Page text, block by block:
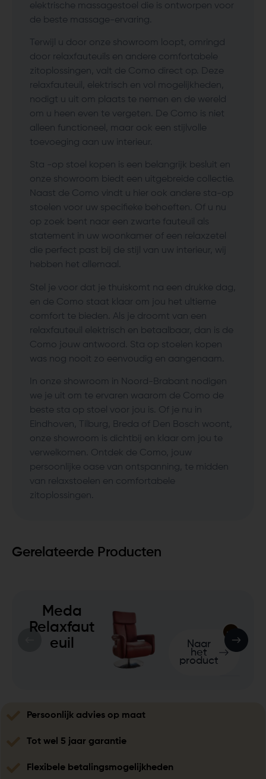
elektrische massagestoel die is ontworpen voor
de beste massage-ervaring.
Terwijl u door onze showroom loopt, omringd
door relaxfauteuils en andere comfortabele
zitoplossingen, valt de Como direct op. Deze
relaxfauteuil, elektrisch en vol mogelijkheden,
nodigt u uit om plaats te nemen en de wereld
om u heen even te vergeten. De Como is niet
alleen functioneel, maar ook een stijlvolle
toevoeging aan uw interieur.
Sta -op stoel kopen is een belangrijk besluit en
onze showroom biedt een uitgebreide collectie.
Naast de Como vindt u hier ook andere sta-op
stoelen voor uw specifieke behoeften. Of u nu
op zoek bent naar een zwarte fauteuil als
statement in uw woonkamer of een relaxzetel
die perfect past bij de stijl van uw interieur, wij
hebben het allemaal.
Stel je voor dat je thuiskomt na een drukke dag,
en de Como staat klaar om jou het ultieme
comfort te bieden. Als je droomt van een
relaxfauteuil elektrisch en betaalbaar, dan is de
Como jouw antwoord. Sta op stoelen kopen
was nog nooit zo eenvoudig en aangenaam.
In onze showroom in Noord-Brabant nodigen
we je uit om te ervaren waarom de Como de
beste sta op stoel voor jou is. Of je nu in
Eindhoven, Tilburg, Breda of Den Bosch woont,
onze showroom is dichtbij en klaar om jou te
verwelkomen. Ontdek de Como, jouw
persoonlijke oase van ontspanning, te midden
van relaxstoelen en comfortabele
zitoplossingen.
Gerelateerde Producten
Meda
Relaxfaut
euil
Naar
het
product
Persoonlijk advies op maat
Tot wel 5 jaar garantie
Flexibele betalingsmogelijkheden